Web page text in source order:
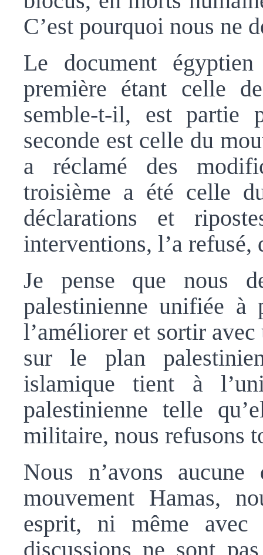
C’est pourquoi nous ne
Le document
première étant celle
semble-t-il, est partie
seconde est celle du
a réclamé des
troisième a été celle
déclarations et
interventions, l’a
Je pense que nous
palestinienne unifiée à
l’améliorer et sortir
sur le plan
islamique tient à
palestinienne telle
militaire, nous refusons
Nous n’avons
mouvement Hamas,
esprit, ni même avec
discussions ne sont